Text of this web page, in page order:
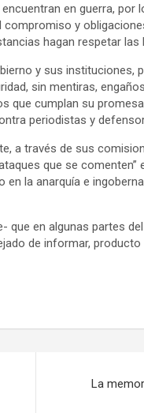
en guerra, por
y
hagan respetar las
y sus instituciones,
sin mentiras,
que cumplan su
periodistas y
a través de sus
que se comenten”
la anarquía e
que en algunas partes
de informar,
La